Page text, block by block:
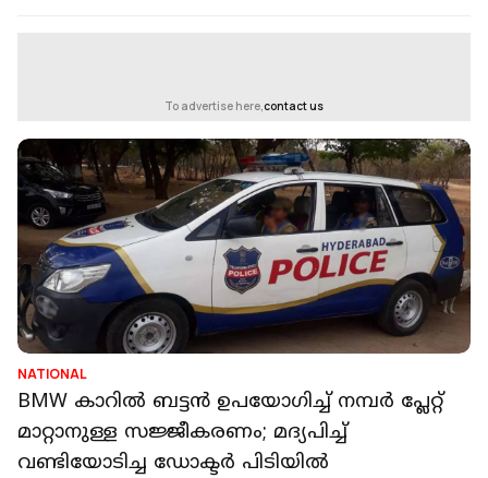
To advertise here, contact us
NATIONAL
BMW കാറിൽ ബട്ടൻ ഉപയോഗിച്ച് നമ്പർ പ്ലേറ്റ്
മാറ്റാനുള്ള സജ്ജീകരണം; മദ്യപിച്ച്
വണ്ടിയോടിച്ച ഡോക്ടർ പിടിയിൽ